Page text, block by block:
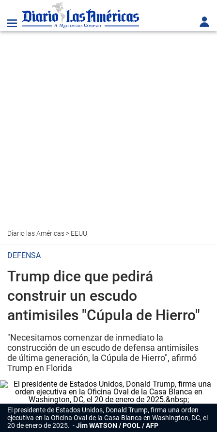
Diario las Américas> EEUU
DEFENSA
Trump dice que pedirá
construir un escudo
antimisiles "Cúpula de Hierro"
"Necesitamos comenzar de inmediato la
construcción de un escudo de defensa antimisiles
de última generación, la Cúpula de Hierro", afirmó
Trump en Florida
El presidente de Estados Unidos, Donald Trump, firma una orden
ejecutiva en la Oficina Oval de la Casa Blanca en Washington, DC, el
20 de enero de 2025.
Jim WATSON / POOL / AFP